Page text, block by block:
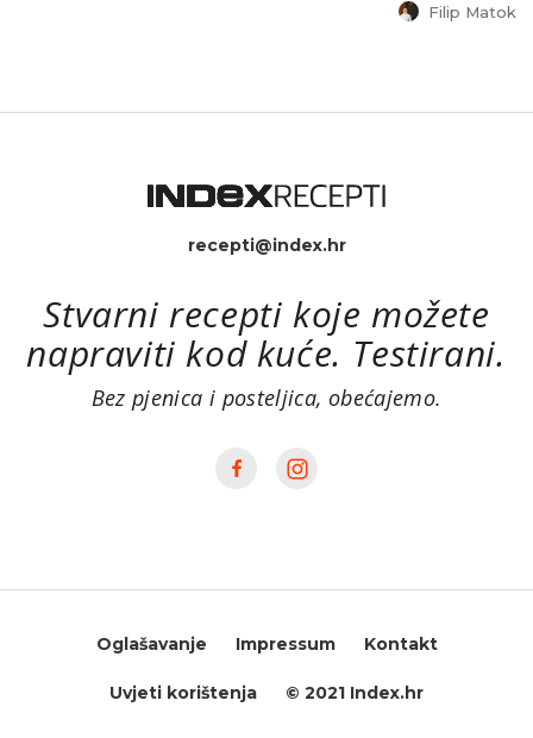
Filip Matok
recepti@index.hr
Stvarni recepti koje možete
napraviti kod kuće. Testirani.
Bez pjenica i posteljica, obećajemo.
Oglašavanje Impressum Kontakt
Uvjeti korištenja © 2021 Index.hr